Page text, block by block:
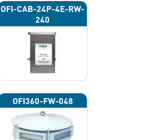
OFI-CAB-24P-4E-RW-
240
OFI360-FW-048